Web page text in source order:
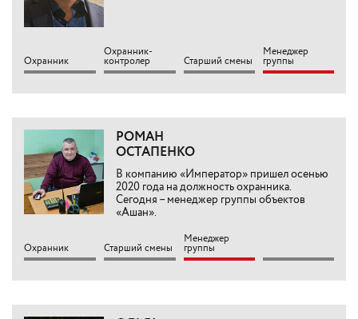
Охранник
Охранник-
контролер Старший смены
Менеджер
группы
РОМАН
ОСТАПЕНКО
В компанию «Император» пришел осенью
2020 года на должность охранника.
Сегодня – менеджер группы объектов
«Ашан».
Охранник Старший смены
Менеджер
группы